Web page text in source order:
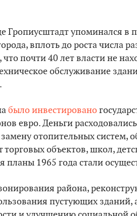
Гропиусштадт упоминался в
вплоть до роста числа
, что почти 40 лет власти не
обслуживание
было инвестировано
евро. Деньги
отопительных систем,
объектов, школ,
1965 года стали
района,
пустующих зданий,